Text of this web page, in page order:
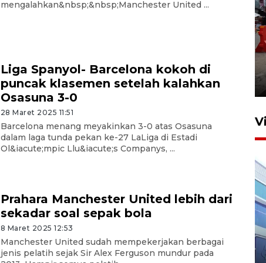
mengalahkan&nbsp;&nbsp;Manchester United ...
Liga Spanyol- Barcelona kokoh di
puncak klasemen setelah kalahkan
Osasuna 3-0
28 Maret 2025 11:51
Barcelona menang meyakinkan 3-0 atas Osasuna
dalam laga tunda pekan ke-27 LaLiga di Estadi
Ol&iacute;mpic Llu&iacute;s Companys, ...
Prahara Manchester United lebih dari
sekadar soal sepak bola
8 Maret 2025 12:53
Manchester United sudah mempekerjakan berbagai
jenis pelatih sejak Sir Alex Ferguson mundur pada
Sumut
27 April 2026 15:34
IDAI perkuat kompetensi
dokter tangani penyakit
jantung anak